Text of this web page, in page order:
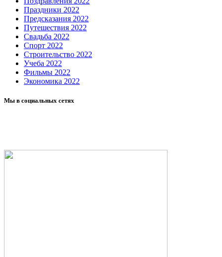
Праздники 2022
Предсказания 2022
Путешествия 2022
Свадьба 2022
Спорт 2022
Строительство 2022
Учеба 2022
Фильмы 2022
Экономика 2022
Мы в социальных сетях